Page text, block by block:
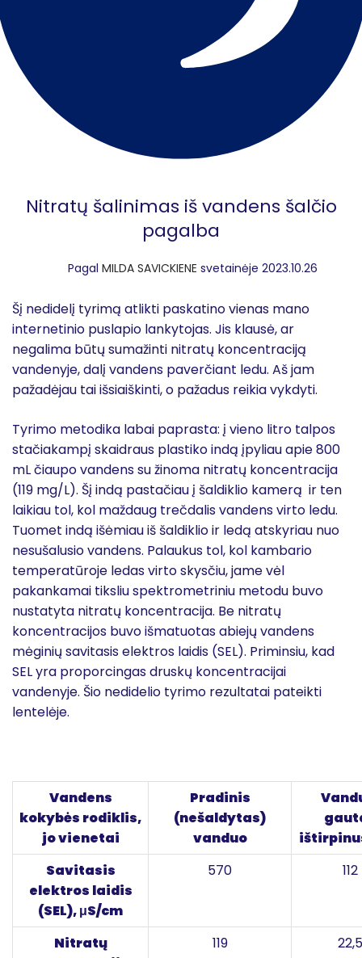
Nitratų šalinimas iš vandens šalčio
pagalba
Pagal MILDA SAVICKIENE svetainėje 2023.10.26
Šį nedidelį tyrimą atlikti paskatino vienas mano
internetinio puslapio lankytojas. Jis klausė, ar
negalima būtų sumažinti nitratų koncentraciją
vandenyje, dalį vandens paverčiant ledu. Aš jam
pažadėjau tai išsiaiškinti, o pažadus reikia vykdyti.
Tyrimo metodika labai paprasta: į vieno litro talpos
stačiakampį skaidraus plastiko indą įpyliau apie 800
mL čiaupo vandens su žinoma nitratų koncentracija
(119 mg/L). Šį indą pastačiau į šaldiklio kamerą ir ten
laikiau tol, kol maždaug trečdalis vandens virto ledu.
Tuomet indą išėmiau iš šaldiklio ir ledą atskyriau nuo
nesušalusio vandens. Palaukus tol, kol kambario
temperatūroje ledas virto skysčiu, jame vėl
pakankamai tiksliu spektrometriniu metodu buvo
nustatyta nitratų koncentracija. Be nitratų
koncentracijos buvo išmatuotas abiejų vandens
mėginių savitasis elektros laidis (SEL). Priminsiu, kad
SEL yra proporcingas druskų koncentracijai
vandenyje. Šio nedidelio tyrimo rezultatai pateikti
lentelėje.
Vandens
kokybės rodiklis,
jo vienetai
Pradinis
(nešaldytas)
vanduo
Savitasis
elektros laidis
(SEL), μS/cm
570 112
Nitratų
119 22,5